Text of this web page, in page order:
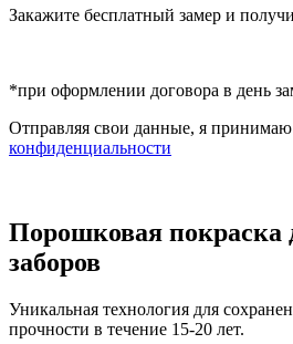
Закажите бесплатный замер и
*при оформлении договора в день
Отправляя свои данные, я принимаю
конфиденциальности
Порошковая покраска
заборов
Уникальная технология для
прочности в течение 15-20 лет.